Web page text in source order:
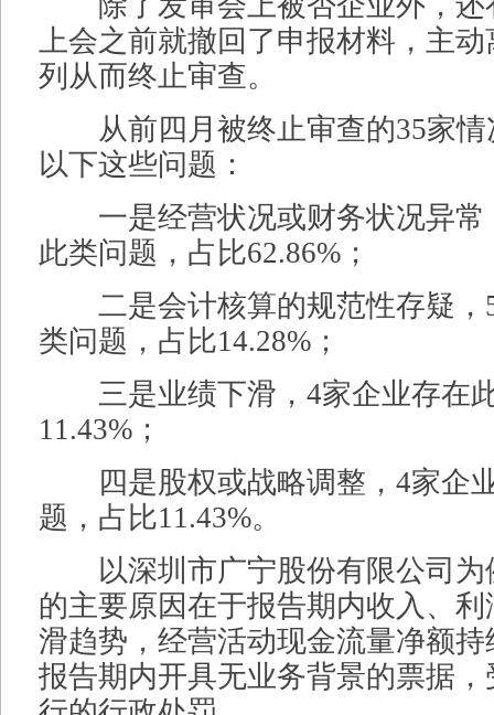
上会之前就撤回了申报材料，主动
列从而终止审查。
从前四月被终止审查的35家情
以下这些问题：
一是经营状况或财务状况异常
此类问题，占比62.86%；
二是会计核算的规范性存疑，
类问题，占比14.28%；
三是业绩下滑，4家企业存在
11.43%；
四是股权或战略调整，4家企
题，占比11.43%。
以深圳市广宁股份有限公司为
的主要原因在于报告期内收入、
滑趋势，经营活动现金流量净额
报告期内开具无业务背景的票据